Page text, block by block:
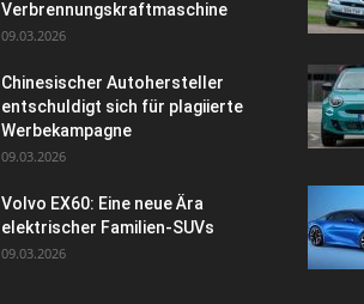
Verbrennungskraftmaschine
09.03.2026
Chinesischer Autohersteller
entschuldigt sich für plagiierte
Werbekampagne
09.03.2026
Volvo EX60: Eine neue Ära
elektrischer Familien-SUVs
09.03.2026